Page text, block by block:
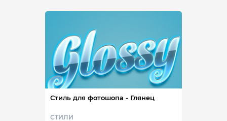
Стиль для фотошопа - Глянец
СТИЛИ